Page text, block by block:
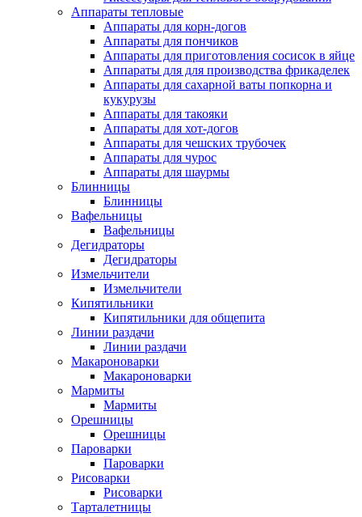
Аппараты тепловые
Аппараты для корн-догов
Аппараты для пончиков
Аппараты для приготовления сосисок в яйце
Аппараты для для производства фрикаделек
Аппараты для сахарной ваты попкорна и
кукурузы
Аппараты для такояки
Аппараты для хот-догов
Аппараты для чешских трубочек
Аппараты для чурос
Аппараты для шаурмы
Блинницы
Блинницы
Вафельницы
Вафельницы
Дегидраторы
Дегидраторы
Измельчители
Измельчители
Кипятильники
Кипятильники для общепита
Линии раздачи
Линии раздачи
Макароноварки
Макароноварки
Мармиты
Мармиты
Орешницы
Орешницы
Пароварки
Пароварки
Рисоварки
Рисоварки
Тарталетницы